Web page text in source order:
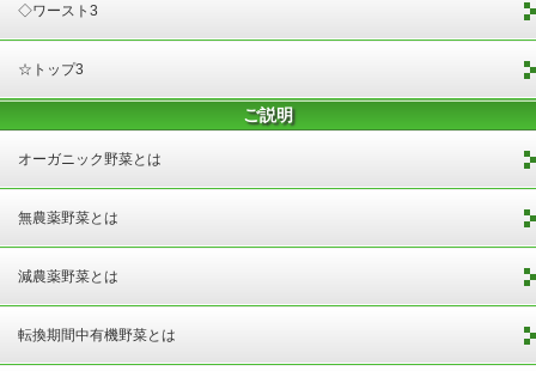
◇ワースト3
☆トップ3
ご説明
オーガニック野菜とは
無農薬野菜とは
減農薬野菜とは
転換期間中有機野菜とは